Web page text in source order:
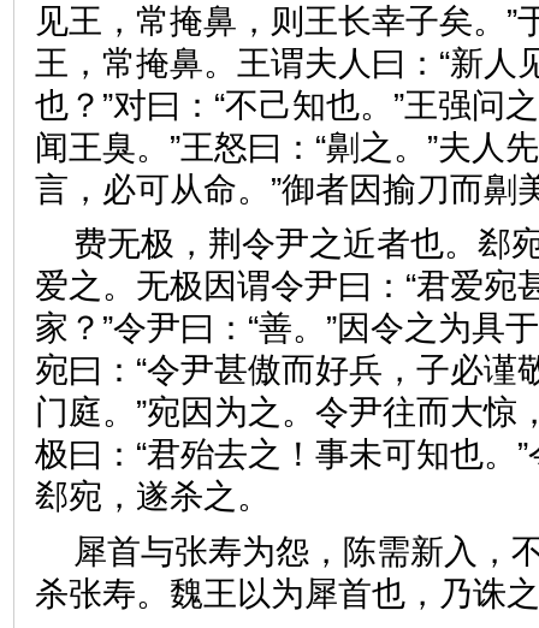
见王，常掩鼻，则王长幸子矣。”
王，常掩鼻。王谓夫人曰：“新人
也？”对曰：“不己知也。”王强问
闻王臭。”王怒曰：“劓之。”夫人
言，必可从命。”御者因揄刀
费无极，荆令尹之近者也。郄
爱之。无极因谓令尹曰：“君爱宛
家？”令尹曰：“善。”因令之为具
宛曰：“令尹甚傲而好兵，子必谨
门庭。”宛因为之。令尹往而大惊
极曰：“君殆去之！事未可知也。
郄宛，遂杀之。
犀首与张寿为怨，陈需新入，
杀张寿。魏王以为犀首也，